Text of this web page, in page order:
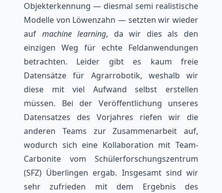
Objekterkennung — diesmal semi realistische
Modelle von Löwenzahn — setzten wir wieder
auf machine learning, da wir dies als den
einzigen Weg für echte Feldanwendungen
betrachten. Leider gibt es kaum freie
Datensätze für Agrarrobotik, weshalb wir
diese mit viel Aufwand selbst erstellen
müssen. Bei der Veröffentlichung unseres
Datensatzes des Vorjahres riefen wir die
anderen Teams zur Zusammenarbeit auf,
wodurch sich eine Kollaboration mit Team-
Carbonite vom Schülerforschungszentrum
(SFZ) Überlingen ergab. Insgesamt sind wir
sehr zufrieden mit dem Ergebnis des